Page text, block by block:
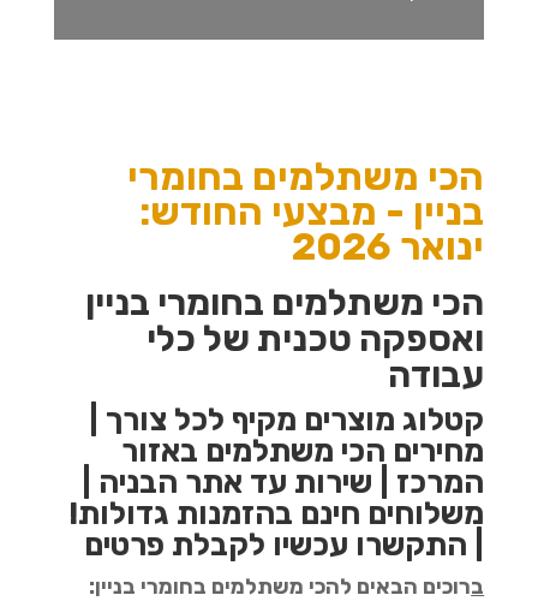
הכי משתלמים בחומרי
בניין - מבצעי החודש:
ינואר 2026
הכי משתלמים בחומרי בניין
ואספקה טכנית של כלי
עבודה
קטלוג מוצרים מקיף לכל צורך |
מחירים הכי משתלמים באזור
המרכז | שירות עד אתר הבניה |
משלוחים חינם בהזמנות גדולות!
| התקשרו עכשיו לקבלת פרטים
ברוכים הבאים להכי משתלמים בחומרי בניין: